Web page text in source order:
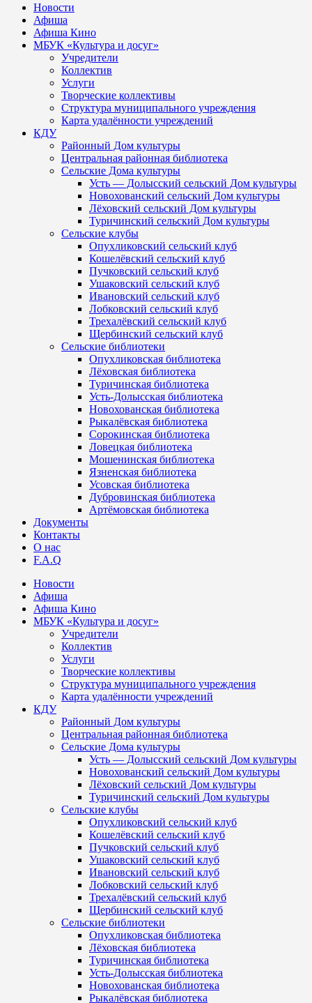
Новости
Афиша
Афиша Кино
МБУК «Культура и досуг»
Учредители
Коллектив
Услуги
Творческие коллективы
Структура муниципального учреждения
Карта удалённости учреждений
КДУ
Районный Дом культуры
Центральная районная библиотека
Сельские Дома культуры
Усть — Долысский сельский Дом культуры
Новохованский сельский Дом культуры
Лёховский сельский Дом культуры
Туричинский сельский Дом культуры
Сельские клубы
Опухликовский сельский клуб
Кошелёвский сельский клуб
Пучковский сельский клуб
Ушаковский сельский клуб
Ивановский сельский клуб
Лобковский сельский клуб
Трехалёвский сельский клуб
Щербинский сельский клуб
Сельские библиотеки
Опухликовская библиотека
Лёховская библиотека
Туричинская библиотека
Усть-Долысская библиотека
Новохованская библиотека
Рыкалёвская библиотека
Сорокинская библиотека
Ловецкая библиотека
Мошенинская библиотека
Язненская библиотека
Усовская библиотека
Дубровинская библиотека
Артёмовская библиотека
Документы
Контакты
О нас
F.A.Q
Новости
Афиша
Афиша Кино
МБУК «Культура и досуг»
Учредители
Коллектив
Услуги
Творческие коллективы
Структура муниципального учреждения
Карта удалённости учреждений
КДУ
Районный Дом культуры
Центральная районная библиотека
Сельские Дома культуры
Усть — Долысский сельский Дом культуры
Новохованский сельский Дом культуры
Лёховский сельский Дом культуры
Туричинский сельский Дом культуры
Сельские клубы
Опухликовский сельский клуб
Кошелёвский сельский клуб
Пучковский сельский клуб
Ушаковский сельский клуб
Ивановский сельский клуб
Лобковский сельский клуб
Трехалёвский сельский клуб
Щербинский сельский клуб
Сельские библиотеки
Опухликовская библиотека
Лёховская библиотека
Туричинская библиотека
Усть-Долысская библиотека
Новохованская библиотека
Рыкалёвская библиотека